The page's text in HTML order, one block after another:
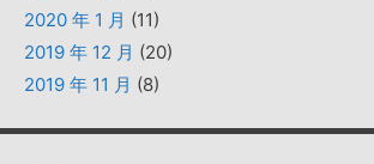
2020 年 1 月 (11)
2019 年 12 月 (20)
2019 年 11 月 (8)